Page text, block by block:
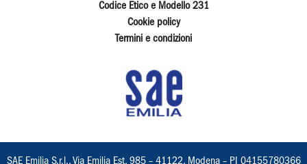
Codice Etico e Modello 231
Cookie policy
Termini e condizioni
SAE Emilia S.r.l., Via Emilia Est, 985 – 41122, Modena – PI 04155780366